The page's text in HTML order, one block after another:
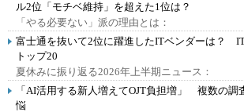
ル2位「モチベ維持」を超えた1位は？
「やる必要ない」派の理由とは：
富士通を抜いて2位に躍進したITベンダーは？
トップ20
夏休みに振り返る2026年上半期ニュース：
「AI活用する新人増えてOJT負担増」 複数の調
悩